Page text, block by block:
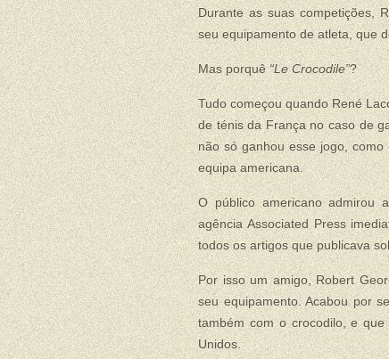
Durante as suas competições,
seu equipamento de atleta, que
Mas porquê “Le Crocodile”?
Tudo começou quando René
de ténis da França no caso de
não só ganhou esse jogo, como
equipa americana.
O público americano admirou
agência Associated Press
todos os artigos que publicava
Por isso um amigo, Robert
seu equipamento. Acabou por
também com o crocodilo, e
Unidos.